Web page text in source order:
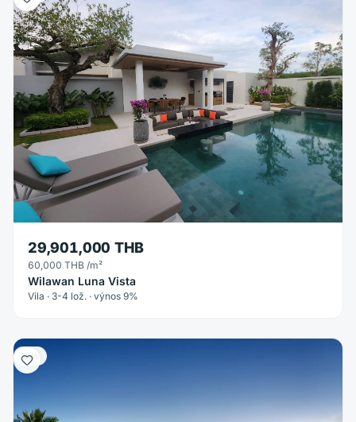
29,901,000 THB
60,000 THB /m²
Wilawan Luna Vista
Vila · 3-4 lož. · výnos 9%
Vila